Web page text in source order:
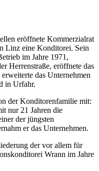
eröffnete Kommerzialrat
Linz eine Konditorei. Sein
im Jahre 1971,
Herrenstraße, eröffnete das
das Unternehmen
in Urfahr.
der Konditorenfamilie mit:
nur 21 Jahren die
der jüngsten
er das Unternehmen.
der vor allem für
Wrann im Jahre